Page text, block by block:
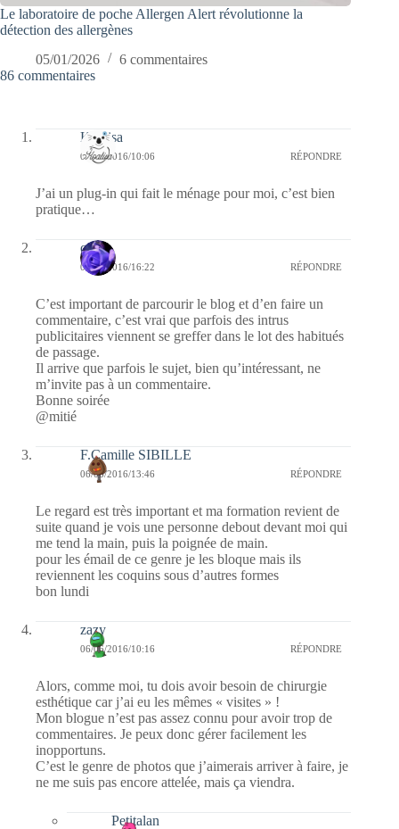
Le laboratoire de poche Allergen Alert révolutionne la
détection des allergènes
05/01/2026
6 commentaires
86 commentaires
Koalisa
07/06/2016/10:06 RÉPONDRE
J’ai un plug-in qui fait le ménage pour moi, c’est bien
pratique…
covix
06/06/2016/16:22 RÉPONDRE
C’est important de parcourir le blog et d’en faire un
commentaire, c’est vrai que parfois des intrus
publicitaires viennent se greffer dans le lot des habitués
de passage.
Il arrive que parfois le sujet, bien qu’intéressant, ne
m’invite pas à un commentaire.
Bonne soirée
@mitié
F.Camille SIBILLE
06/06/2016/13:46 RÉPONDRE
Le regard est très important et ma formation revient de
suite quand je vois une personne debout devant moi qui
me tend la main, puis la poignée de main.
pour les émail de ce genre je les bloque mais ils
reviennent les coquins sous d’autres formes
bon lundi
zazy
06/06/2016/10:16 RÉPONDRE
Alors, comme moi, tu dois avoir besoin de chirurgie
esthétique car j’ai eu les mêmes « visites » !
Mon blogue n’est pas assez connu pour avoir trop de
commentaires. Je peux donc gérer facilement les
inopportuns.
C’est le genre de photos que j’aimerais arriver à faire, je
ne me suis pas encore attelée, mais ça viendra.
Petitalan